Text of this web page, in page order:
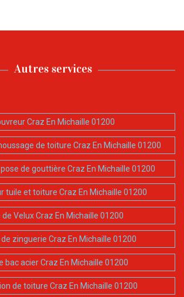
Autres services
Craz En Michaille 01200
de toiture Craz En Michaille 01200
de gouttière Craz En Michaille 01200
tuile et toiture Craz En Michaille 01200
de Velux Craz En Michaille 01200
zinguerie Craz En Michaille 01200
bac acier Craz En Michaille 01200
de toiture Craz En Michaille 01200